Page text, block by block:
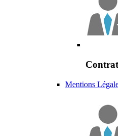
Mentions